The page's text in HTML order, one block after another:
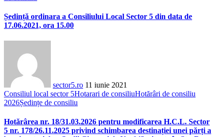
Ședință ordinara a Consiliului Local Sector 5 din data de
17.06.2021, ora 15.00
sector5.ro 11 iunie 2021
Consiliul local sector 5Hotarari de consiliuHotărâri de consiliu
2026Ședințe de consiliu
Hotărârea nr. 18/31.03.2026 pentru modificarea H.C.L. Sector
5 nr. 178/26.11.2025 privind schimbarea destinației unei părți a